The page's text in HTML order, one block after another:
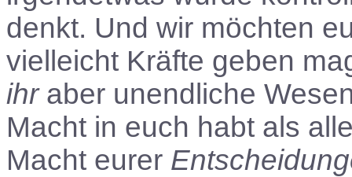
denkt. Und wir möchten
vielleicht Kräfte geben
ihraber unendliche
Macht in euch habt als
Macht eurer